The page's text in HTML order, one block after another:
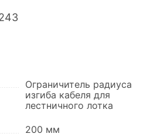
Ограничитель радиуса
изгиба кабеля для
лестничного лотка
200 мм